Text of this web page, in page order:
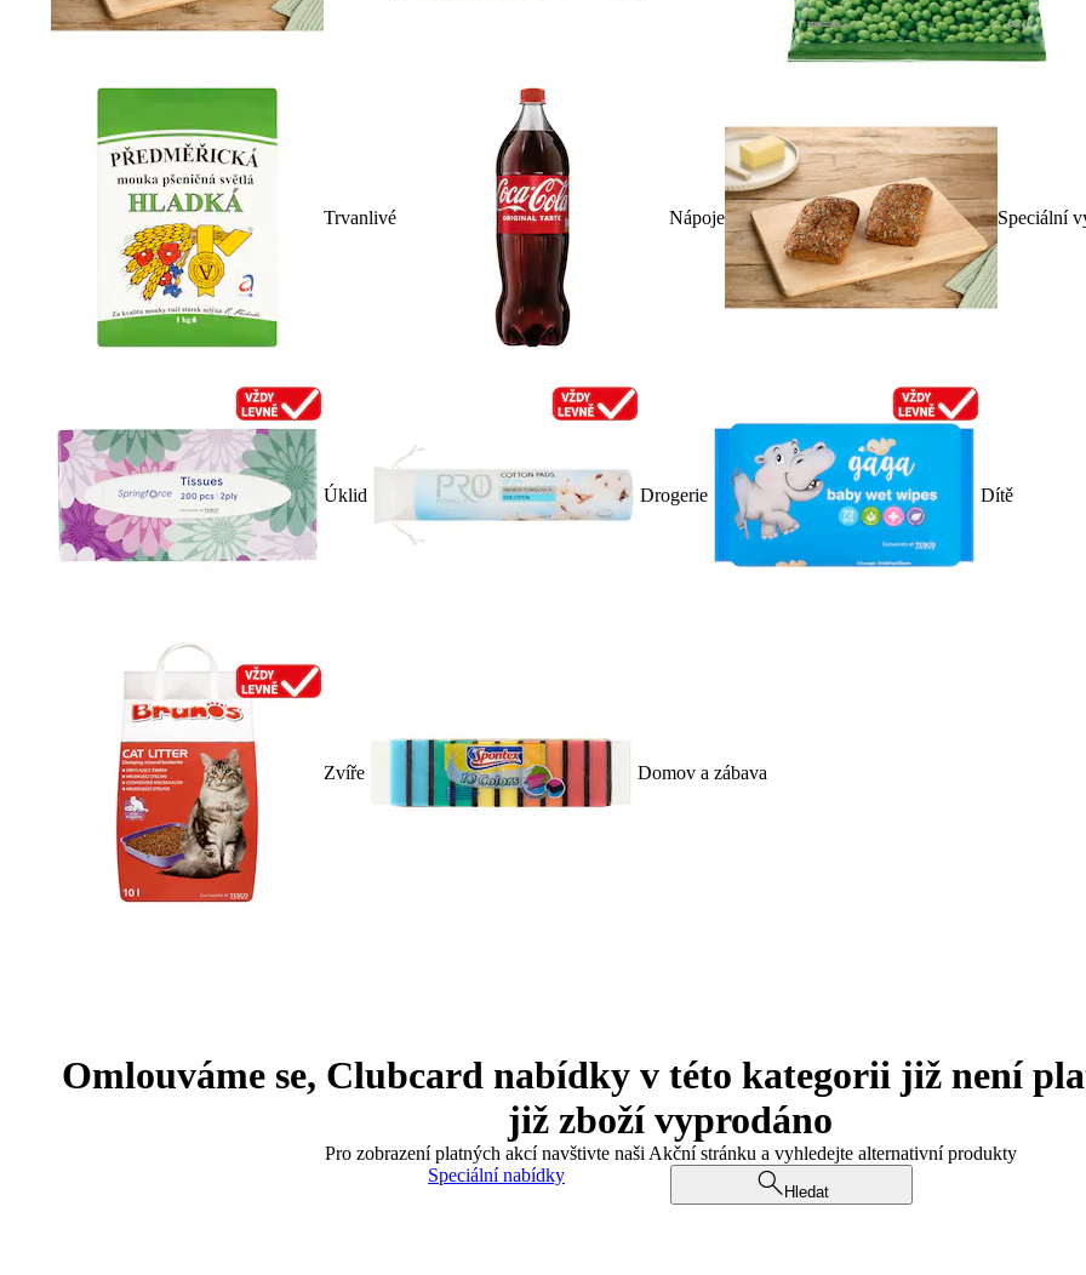
Trvanlivé Nápoje Speciální
Úklid Drogerie Dítě
Zvíře Domov a zábava
Omlouváme se, Clubcard nabídky v této kategorii již není
již zboží vyprodáno
Pro zobrazení platných akcí navštivte naši Akční stránku a vyhledejte alternativní produkty
Speciální nabídky
Hledat